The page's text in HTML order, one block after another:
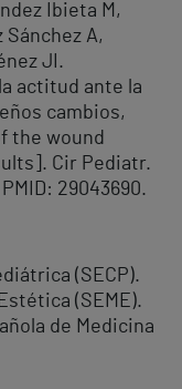
Ibieta M,
Sánchez A,
JI.
actitud ante la
cambios,
the wound
Cir Pediatr.
29043690.
(SECP).
(SEME).
de Medicina